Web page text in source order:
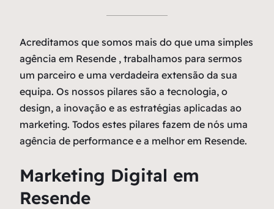
Acreditamos que somos mais do que uma simples
agência em Resende , trabalhamos para sermos
um parceiro e uma verdadeira extensão da sua
equipa. Os nossos pilares são a tecnologia, o
design, a inovação e as estratégias aplicadas ao
marketing. Todos estes pilares fazem de nós uma
agência de performance e a melhor em Resende.
Marketing Digital em
Resende